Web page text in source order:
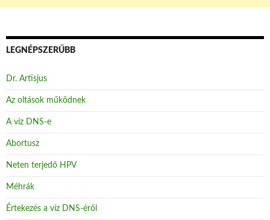
LEGNÉPSZERŰBB
Dr. Artisjus
Az oltások működnek
A víz DNS-e
Abortusz
Neten terjedő HPV
Méhrák
Értekezés a víz DNS-éről